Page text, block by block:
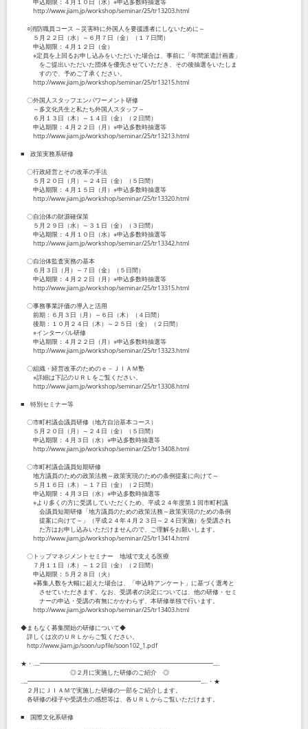
http://www.jiam.jp/workshop/seminar/25/tr13203.html
○消防職員コース ～災害時に外国人を要援護者にしないために～
５月２２日（水）～６月７日（金）（１７日間）
申込期限：４月１２日（金）
※定員を上回るお申し込みをいただいた場合は、事前に「年間派遣計画書」
をご提出いただいた団体を優先させていただき、その後抽選をいたしま
すので、予めご了承ください。
http://www.jiam.jp/workshop/seminar/25/tr13215.html
〇外国人スタッフエンパワーメント研修
～多文化共生と私たち外国人スタッフ～
６月１３日（木）～１４日（金）（２日間）
申込期限：４月２２日（月）※申込多数時抽選等
http://www.jiam.jp/workshop/seminar/25/tr13213.html
■ 政策実務系研修
〇行政経営とその改革の手法
５月２０日（月）～２４日（金）（５日間）
申込期限：４月１５日（月）※申込多数時抽選等
http://www.jiam.jp/workshop/seminar/25/tr13320.html
〇自治体の財源確保策
５月２９日（水）～３１日（金）（３日間）
申込期限：４月１０日（水）※申込多数時抽選等
http://www.jiam.jp/workshop/seminar/25/tr13342.html
〇自治体監査実務の基本
６月３日（月）～７日（金）（５日間）
申込期限：４月２２日（月）※申込多数時抽選等
http://www.jiam.jp/workshop/seminar/25/tr13315.html
〇事務事業評価の導入と活用
前期：６月３日（月）～６日（木）（４日間）
後期：１０月２４日（木）～２５日（金）（２日間）
※インターバル研修
申込期限：４月２２日（月）※申込多数時抽選等
http://www.jiam.jp/workshop/seminar/25/tr13323.html
〇組織・経営改革のためのｅ－ＪＩＡＭ塾
※詳細は下記のＵＲＬをご覧ください。
http://www.jiam.jp/workshop/seminar/25/tr13308.html
■ 特別セミナー等
〇市町村議会議員研修（地方自治基本コース）
５月２０日（月）～２４日（金）（５日間）
申込期限：４月３日（水）※申込多数時抽選等
http://www.jiam.jp/workshop/seminar/25/tr13408.html
〇市町村議会議員短期研修
地方議員のための政策法務～政策実現のための条例提案に向けて～
５月１６日（木）～１７日（金）（２日間）
申込期限：４月３日（水）※申込多数時抽選等
※より多くの方に受講していただくため、平成２４年度第１回市町村議
会議員短期研修「地方議員のための政策法務～政策実現のための条例
提案に向けて～」（平成２４年４月２３日～２４日実施）を受講され
た方はお申し込みいただけませんので、ご理解をお願いします。
http://www.jiam.jp/workshop/seminar/25/tr13414.html
〇トップマネジメントセミナー 地域で支える医療
７月１１日（木）～１２日（金）（２日間）
申込期限：５月２８日（火）
※募集人数を大幅に超えた場合は、「申込時アンケート」に基づく選考と
させていただきます。なお、受講者の決定については、他の研修・セミ
ナーの申込・受講の有無にかかわらず、本研修単独で行います。
http://www.jiam.jp/workshop/seminar/25/tr13403.html
◆まもなく募集開始の研修について◆
詳しくは次のＵＲＬからご覧ください。
http://www.jiam.jp/soon/upfile/soon102_1.pdf
★・‥...━━━━━━━━━━━━━━━━━━━━━━━━━━━━...‥
◎２月に実施した研修のご紹介 ◎
‥...━━━━━━━━━━━━━━━━━━━━━━━━━━━━...‥・★
２月にＪＩＡＭで実施した研修の一部をご紹介します。
各研修の様子や受講生の感想等は、各ＵＲＬからご覧いただけます。
■ 国際文化系研修